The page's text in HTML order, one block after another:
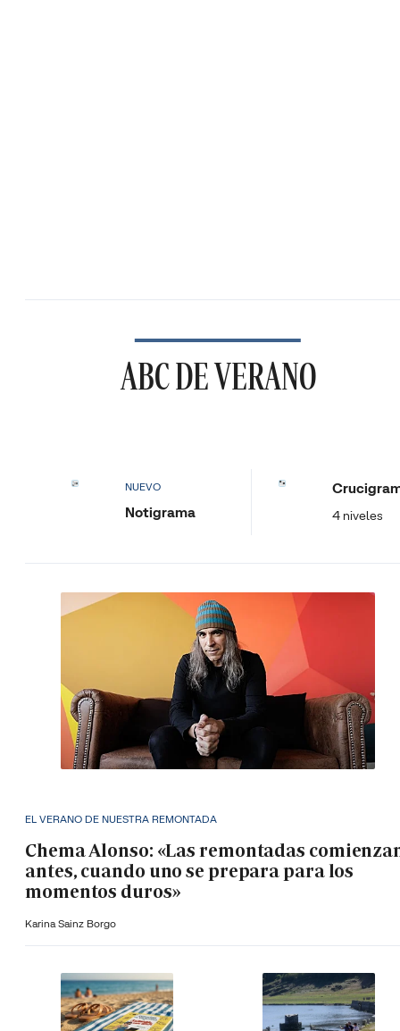
ABC DE VERANO
NUEVO
Notigrama 4 niveles
EL VERANO DE NUESTRA REMONTADA
Chema Alonso: «Las remontadas
antes, cuando uno se prepara para los
momentos duros»
Karina Sainz Borgo